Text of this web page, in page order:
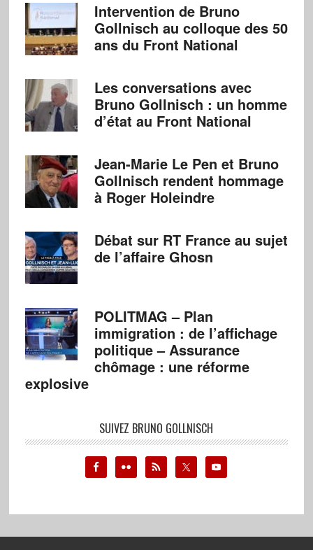
Intervention de Bruno
Gollnisch au colloque des 50
ans du Front National
Les conversations avec
Bruno Gollnisch : un homme
d’état au Front National
Jean-Marie Le Pen et Bruno
Gollnisch rendent hommage
à Roger Holeindre
Débat sur RT France au sujet
de l’affaire Ghosn
POLITMAG – Plan
immigration : de l’affichage
politique – Assurance
chômage : une réforme
explosive
SUIVEZ BRUNO GOLLNISCH